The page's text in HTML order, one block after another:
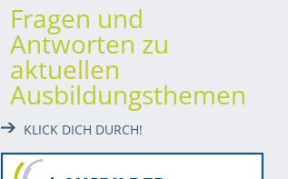
Fragen und
Antworten zu
aktuellen
Ausbildungsthemen
KLICK DICH DURCH!